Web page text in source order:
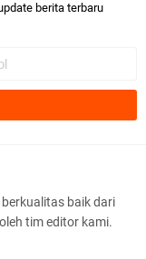
Acara
berita terbaru
baik dari
tim editor kami.